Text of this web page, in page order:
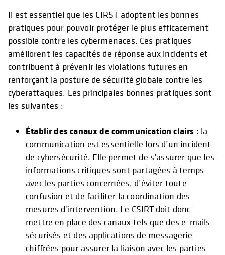
Il est essentiel que les CIRST adoptent les bonnes
pratiques pour pouvoir protéger le plus efficacement
possible contre les cybermenaces. Ces pratiques
améliorent les capacités de réponse aux incidents et
contribuent à prévenir les violations futures en
renforçant la posture de sécurité globale contre les
cyberattaques. Les principales bonnes pratiques sont
les suivantes :
Établir des canaux de communication clairs : la
communication est essentielle lors d’un incident
de cybersécurité. Elle permet de s’assurer que les
informations critiques sont partagées à temps
avec les parties concernées, d’éviter toute
confusion et de faciliter la coordination des
mesures d’intervention. Le CSIRT doit donc
mettre en place des canaux tels que des e-mails
sécurisés et des applications de messagerie
chiffrées pour assurer la liaison avec les parties